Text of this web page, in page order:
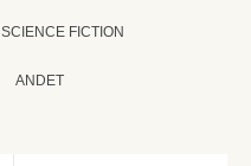
SCIENCE FICTION
ANDET